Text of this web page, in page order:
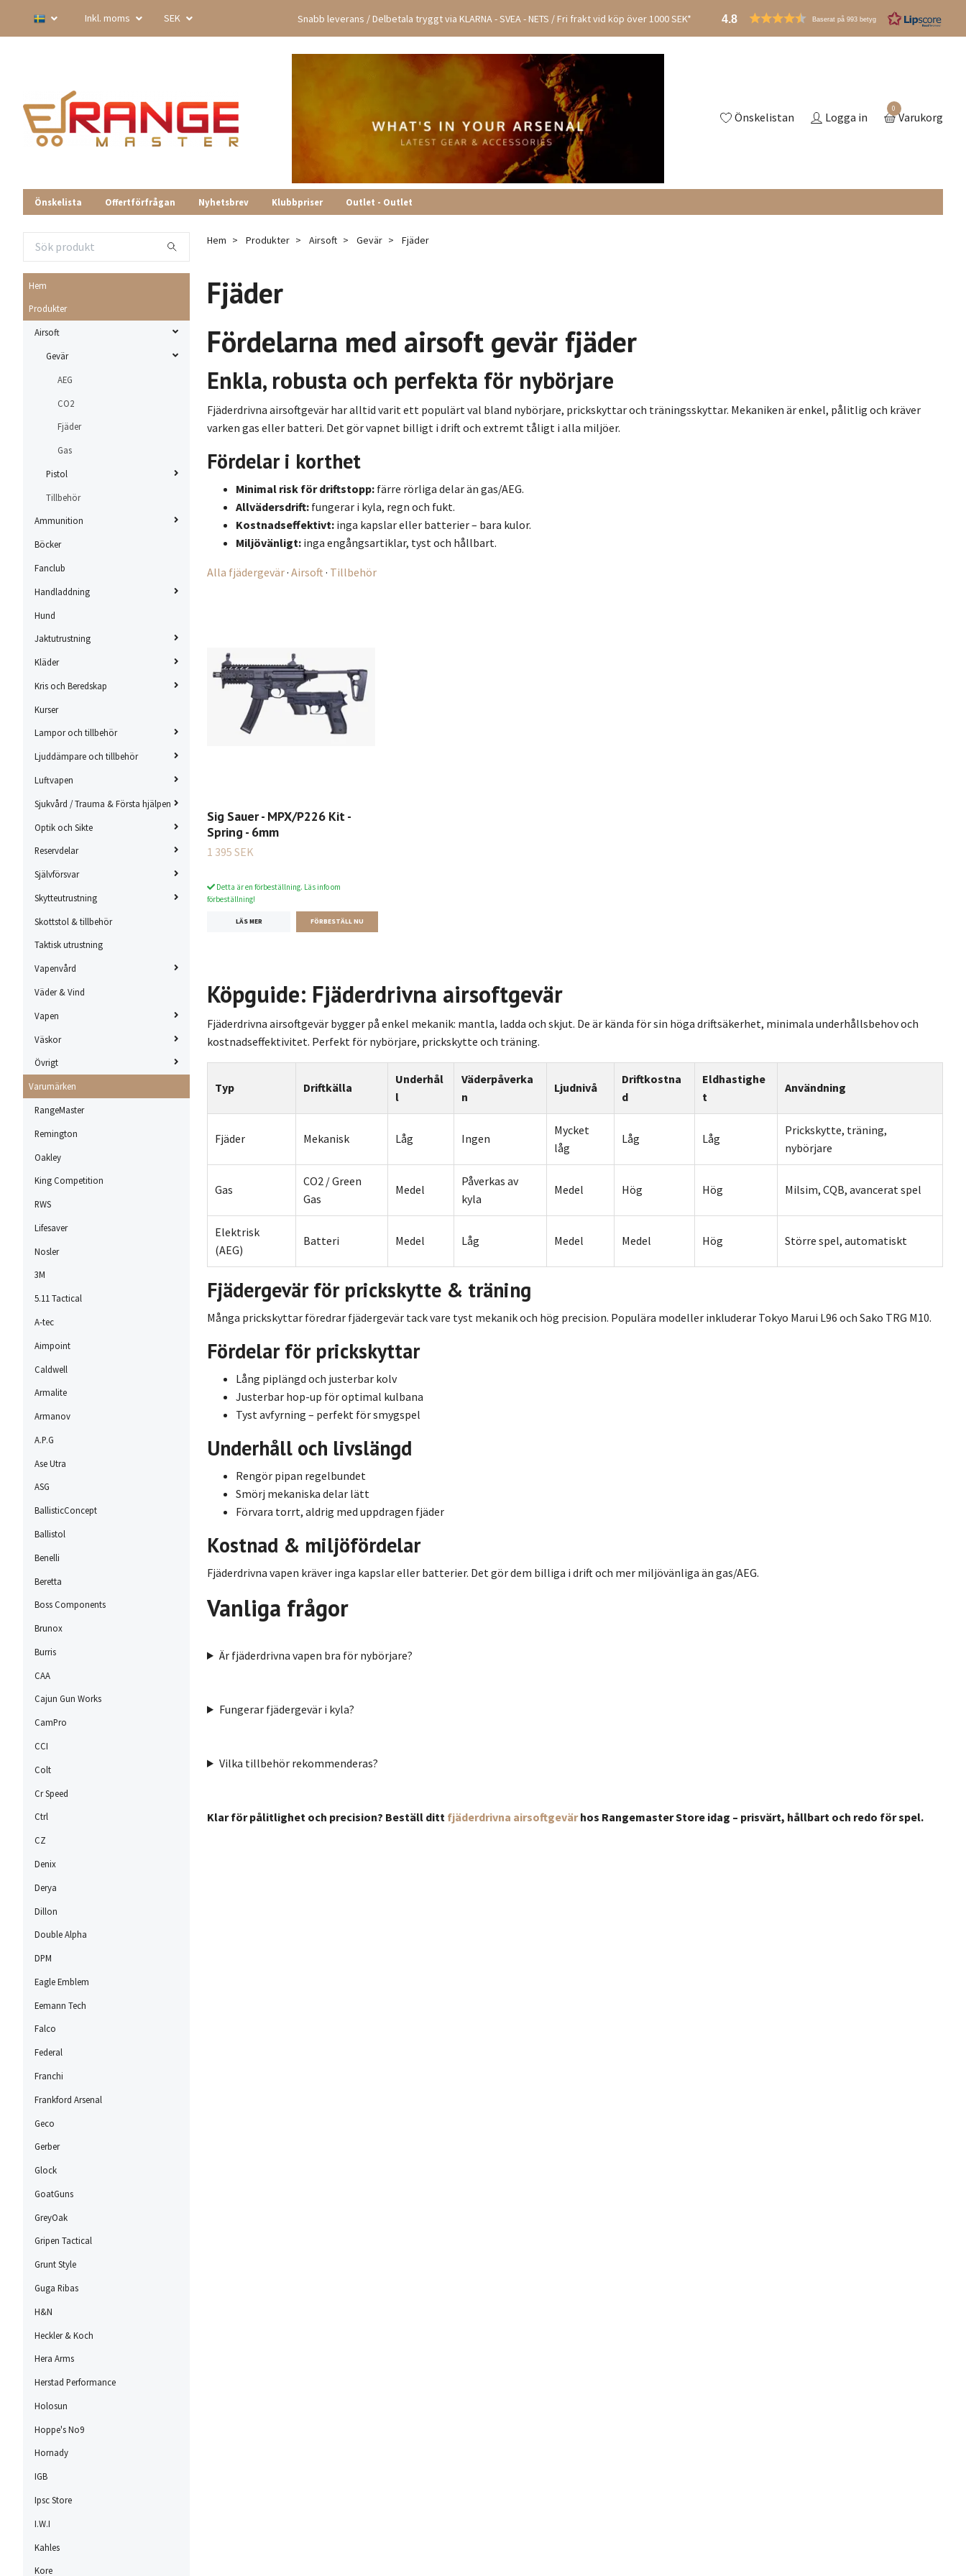
Inkl. moms SEK Snabb leverans / Delbetala tryggt via KLARNA - SVEA - NETS / Fri frakt vid köp över 1000 SEK* 4.8 Baserat på 993 betyg
Önskelistan Logga in
0
Varukorg
Önskelista Offertförfrågan Nyhetsbrev Klubbpriser Outlet - Outlet
Hem
Produkter
Airsoft
Gevär
AEG
CO2
Fjäder
Gas
Pistol
Tillbehör
Ammunition
Böcker
Fanclub
Handladdning
Hund
Jaktutrustning
Kläder
Kris och Beredskap
Kurser
Lampor och tillbehör
Ljuddämpare och tillbehör
Luftvapen
Sjukvård / Trauma & Första hjälpen
Optik och Sikte
Reservdelar
Självförsvar
Skytteutrustning
Skottstol & tillbehör
Taktisk utrustning
Vapenvård
Väder & Vind
Vapen
Väskor
Övrigt
Varumärken
RangeMaster
Remington
Oakley
King Competition
RWS
Lifesaver
Nosler
3M
5.11 Tactical
A-tec
Aimpoint
Caldwell
Armalite
Armanov
A.P.G
Ase Utra
ASG
BallisticConcept
Ballistol
Benelli
Beretta
Boss Components
Brunox
Burris
CAA
Cajun Gun Works
CamPro
CCI
Colt
Cr Speed
Ctrl
CZ
Denix
Derya
Dillon
Double Alpha
DPM
Eagle Emblem
Eemann Tech
Falco
Federal
Franchi
Frankford Arsenal
Geco
Gerber
Glock
GoatGuns
GreyOak
Gripen Tactical
Grunt Style
Guga Ribas
H&N
Heckler & Koch
Hera Arms
Herstad Performance
Holosun
Hoppe's No9
Hornady
IGB
Ipsc Store
I.W.I
Kahles
Kore
Hem Produkter Airsoft Gevär Fjäder
Fjäder
Fördelarna med airsoft gevär fjäder
Enkla, robusta och perfekta för nybörjare
Fjäderdrivna airsoftgevär har alltid varit ett populärt val bland nybörjare, prickskyttar och träningsskyttar. Mekaniken är enkel, pålitlig och kräver
varken gas eller batteri. Det gör vapnet billigt i drift och extremt tåligt i alla miljöer.
Fördelar i korthet
Minimal risk för driftstopp: färre rörliga delar än gas/AEG.
Allvädersdrift: fungerar i kyla, regn och fukt.
Kostnadseffektivt: inga kapslar eller batterier – bara kulor.
Miljövänligt: inga engångsartiklar, tyst och hållbart.
Alla fjädergevär· Airsoft · Tillbehör
Sig Sauer - MPX/P226 Kit -
Spring - 6mm
1 395 SEK
Detta är en förbeställning. Läs info om
förbeställning!
LÄS MER
Köpguide: Fjäderdrivna airsoftgevär
Fjäderdrivna airsoftgevär bygger på enkel mekanik: mantla, ladda och skjut. De är kända för sin höga driftsäkerhet, minimala underhållsbehov och
kostnadseffektivitet. Perfekt för nybörjare, prickskytte och träning.
Typ Driftkälla
Underhål
l
Väderpåverka
n
Ljudnivå
Driftkostna
d
Eldhastighe
t
Användning
Fjäder Mekanisk Låg Ingen
Mycket
låg
Låg Låg
Prickskytte, träning,
nybörjare
Gas
CO2 / Green
Gas
Medel
Påverkas av
kyla
Medel Hög Hög Milsim, CQB, avancerat spel
Elektrisk
(AEG)
Batteri Medel Låg Medel Medel Hög Större spel, automatiskt
Fjädergevär för prickskytte & träning
Många prickskyttar föredrar fjädergevär tack vare tyst mekanik och hög precision. Populära modeller inkluderar Tokyo Marui L96 och Sako TRG M10.
Fördelar för prickskyttar
Lång piplängd och justerbar kolv
Justerbar hop-up för optimal kulbana
Tyst avfyrning – perfekt för smygspel
Underhåll och livslängd
Rengör pipan regelbundet
Smörj mekaniska delar lätt
Förvara torrt, aldrig med uppdragen fjäder
Kostnad & miljöfördelar
Fjäderdrivna vapen kräver inga kapslar eller batterier. Det gör dem billiga i drift och mer miljövänliga än gas/AEG.
Vanliga frågor
Är fjäderdrivna vapen bra för nybörjare?
Fungerar fjädergevär i kyla?
Vilka tillbehör rekommenderas?
Klar för pålitlighet och precision? Beställ ditt fjäderdrivna airsoftgevärhos Rangemaster Store idag – prisvärt, hållbart och redo för spel.